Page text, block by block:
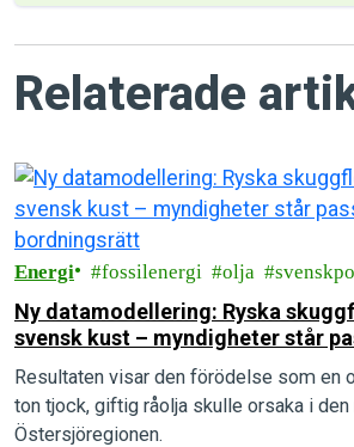
Relaterade
Energi fossilenergi olja
Ny datamodellering: Ryska
svensk kust – myndigheter står
bordningsrätt
Resultaten visar den förödelse som en
ton tjock, giftig råolja skulle orsaka i den
Östersjöregionen.